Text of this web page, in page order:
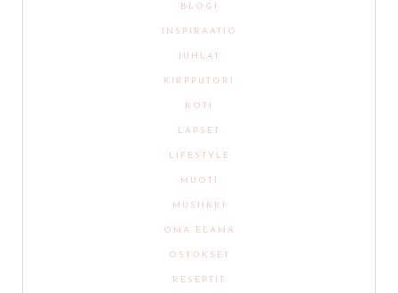
BLOGI
INSPIRAATIO
JUHLAT
KIRPPUTORI
KOTI
LAPSET
LIFESTYLE
MUOTI
MUSIIKKI
OMA ELÄMÄ
OSTOKSET
RESEPTIT